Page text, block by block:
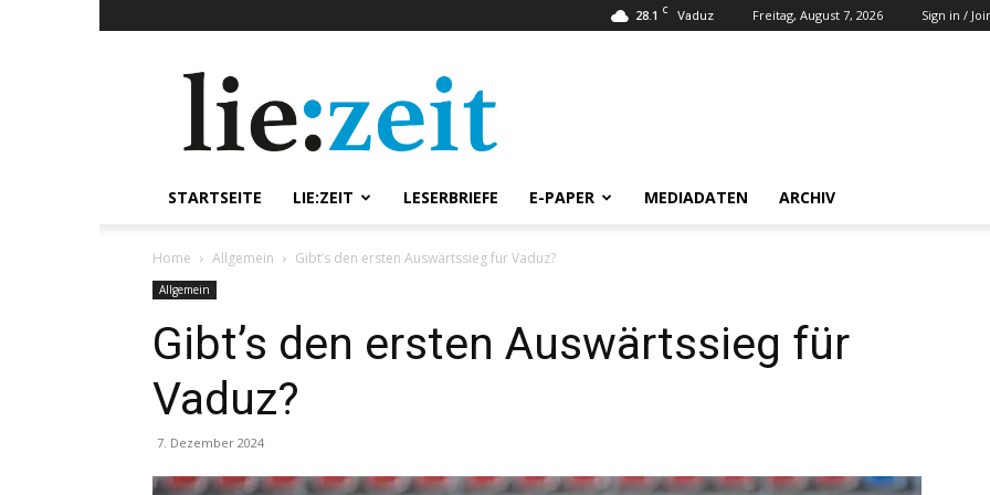
28.1 C Vaduz Freitag, August 7, 2026 Sign in /
STARTSEITE LIE:ZEIT LESERBRIEFE E-PAPER MEDIADATEN ARCHIV
Home Allgemein Gibt’s den ersten Auswärtssieg für Vaduz?
Allgemein
Gibt’s den ersten Auswärtssieg für
Vaduz?
7. Dezember 2024